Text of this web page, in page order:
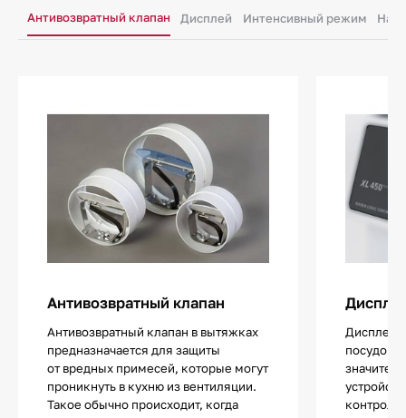
Антивозвратный клапан Дисплей Интенсивный режим
Антивозвратный клапан
Антивозвратный клапан в вытяжках
предназначается для защиты
от вредных примесей, которые могут
проникнуть в кухню из вентиляции.
Такое обычно происходит, когда
Дисплей